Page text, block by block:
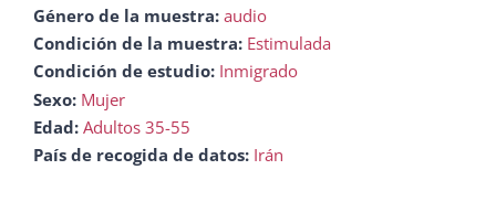
Género de la muestra: audio
Condición de la muestra: Estimulada
Condición de estudio: Inmigrado
Sexo: Mujer
Edad: Adultos 35-55
País de recogida de datos: Irán